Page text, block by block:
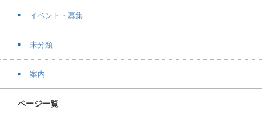
イベント・募集
未分類
案内
ページ一覧